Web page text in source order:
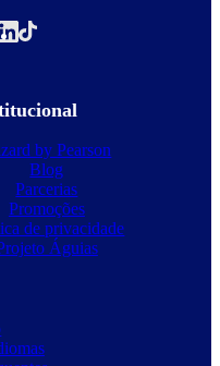
by Pearson
Blog
Parcerias
Promoções
de privacidade
Águias